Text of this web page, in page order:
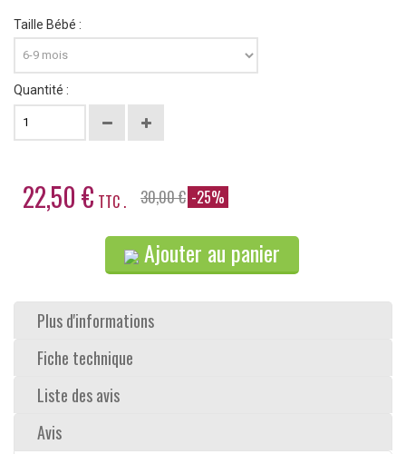
Taille Bébé :
Quantité :
22,50 € TTC . 30,00 € -25%
Ajouter au panier
Plus d'informations
Fiche technique
Liste des avis
Avis